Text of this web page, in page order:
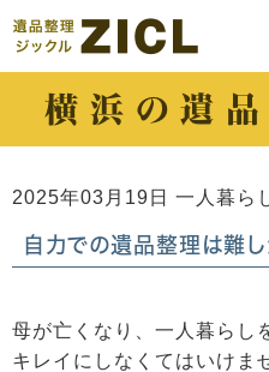
横浜の遺
2025年03月19日
自力での遺品整理は難し
母が亡くなり、一人暮らし
キレイにしなくてはいけま
一人暮ら